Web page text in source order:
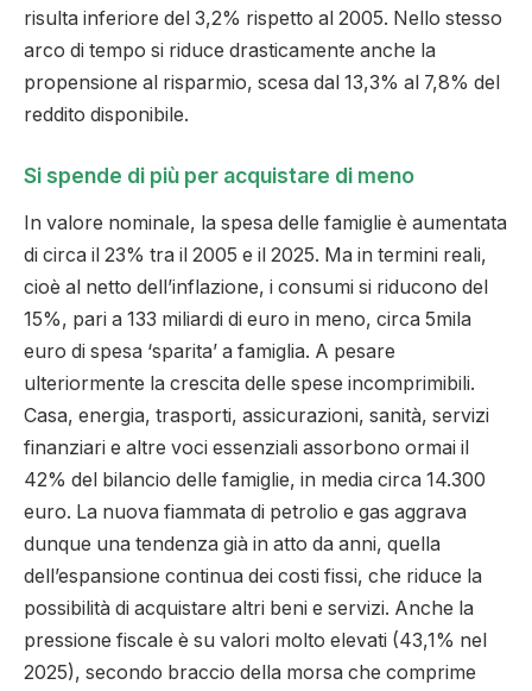
risulta inferiore del 3,2% rispetto al 2005. Nello stesso
arco di tempo si riduce drasticamente anche la
propensione al risparmio, scesa dal 13,3% al 7,8% del
reddito disponibile.
Si spende di più per acquistare di meno
In valore nominale, la spesa delle famiglie è aumentata
di circa il 23% tra il 2005 e il 2025. Ma in termini reali,
cioè al netto dell’inflazione, i consumi si riducono del
15%, pari a 133 miliardi di euro in meno, circa 5mila
euro di spesa ‘sparita’ a famiglia. A pesare
ulteriormente la crescita delle spese incomprimibili.
Casa, energia, trasporti, assicurazioni, sanità, servizi
finanziari e altre voci essenziali assorbono ormai il
42% del bilancio delle famiglie, in media circa 14.300
euro. La nuova fiammata di petrolio e gas aggrava
dunque una tendenza già in atto da anni, quella
dell’espansione continua dei costi fissi, che riduce la
possibilità di acquistare altri beni e servizi. Anche la
pressione fiscale è su valori molto elevati (43,1% nel
2025), secondo braccio della morsa che comprime